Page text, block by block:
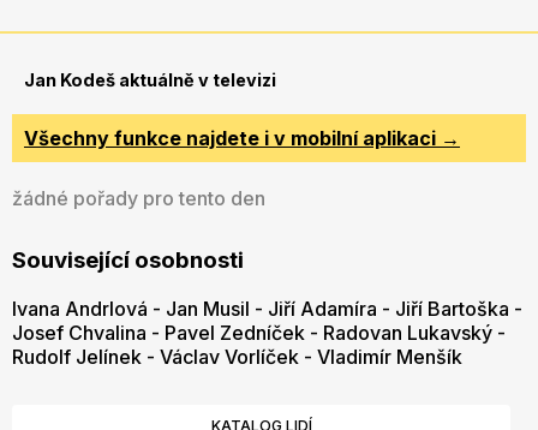
Jan Kodeš aktuálně v televizi
Všechny funkce najdete i v mobilní aplikaci →
žádné pořady pro tento den
Související osobnosti
Ivana Andrlová - Jan Musil - Jiří Adamíra - Jiří Bartoška -
Josef Chvalina - Pavel Zedníček - Radovan Lukavský -
Rudolf Jelínek - Václav Vorlíček - Vladimír Menšík
KATALOG LIDÍ